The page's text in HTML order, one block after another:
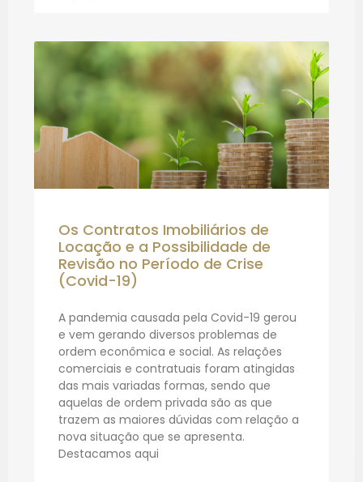
Os Contratos Imobiliários de
Locação e a Possibilidade de
Revisão no Período de Crise
(Covid-19)
A pandemia causada pela Covid-19 gerou
e vem gerando diversos problemas de
ordem econômica e social. As relações
comerciais e contratuais foram atingidas
das mais variadas formas, sendo que
aquelas de ordem privada são as que
trazem as maiores dúvidas com relação a
nova situação que se apresenta.
Destacamos aqui